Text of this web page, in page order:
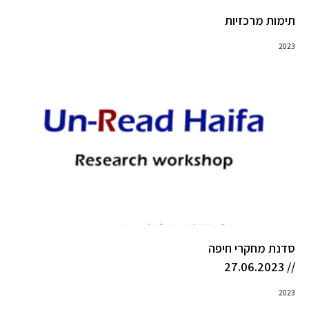
תימות מרכזיות
2023
סדנת מחקרי חיפה
// 27.06.2023
2023